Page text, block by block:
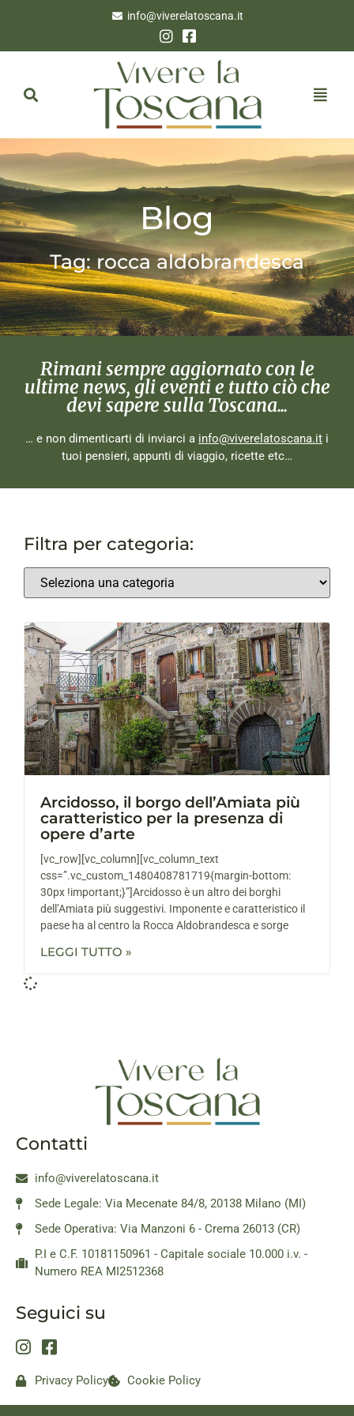
info@viverelatoscana.it
Blog
Tag: rocca aldobrandesca
Rimani sempre aggiornato con le
ultime news, gli eventi e tutto ciò che
devi sapere sulla Toscana...
… e non dimenticarti di inviarci a info@viverelatoscana.it i
tuoi pensieri, appunti di viaggio, ricette etc…
Filtra per categoria:
Arcidosso, il borgo dell’Amiata più
caratteristico per la presenza di
opere d’arte
[vc_row][vc_column][vc_column_text
css=”.vc_custom_1480408781719{margin-bottom:
30px !important;}”]Arcidosso è un altro dei borghi
dell’Amiata più suggestivi. Imponente e caratteristico il
paese ha al centro la Rocca Aldobrandesca e sorge
LEGGI TUTTO »
Contatti
info@viverelatoscana.it
Sede Legale: Via Mecenate 84/8, 20138 Milano (MI)
Sede Operativa: Via Manzoni 6 - Crema 26013 (CR)
P.I e C.F. 10181150961 - Capitale sociale 10.000 i.v. -
Numero REA MI2512368
Seguici su
Privacy Policy Cookie Policy